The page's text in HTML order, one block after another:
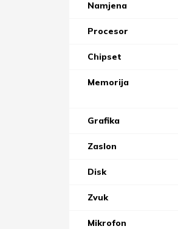
Namjena
Procesor
Chipset
Memorija
Grafika
Zaslon
Disk
Zvuk
Mikrofon